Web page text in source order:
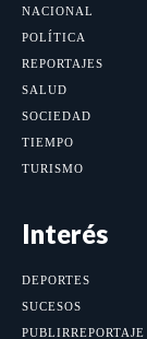
NACIONAL
POLÍTICA
REPORTAJES
SALUD
SOCIEDAD
TIEMPO
TURISMO
Interés
DEPORTES
SUCESOS
PUBLIRREPORTAJE